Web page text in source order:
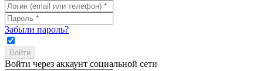
Забыли пароль?
Войти через аккаунт социальной сети